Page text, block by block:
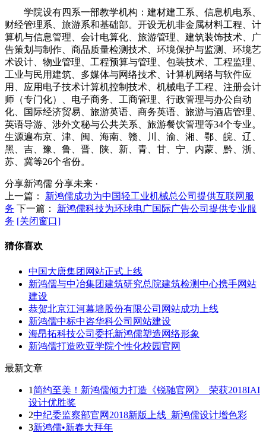
学院设有四系一部教学机构：建材建工系、信息机电系、
财经管理系、旅游系和基础部。开设无机非金属材料工程、计
算机与信息管理、会计电算化、旅游管理、建筑装饰技术、广
告策划与制作、商品质量检测技术、环境保护与监测、环境艺
术设计、物业管理、工程预算与管理、包装技术、工程监理、
工业与民用建筑、多媒体与网络技术、计算机网络与软件应
用、应用电子技术计算机控制技术、机械电子工程、注册会计
师（专门化）、电子商务、工商管理、行政管理与办公自动
化、国际经济贸易、旅游英语、商务英语、旅游与酒店管理、
英语导游、涉外文秘与公共关系、旅游餐饮管理等34个专业。
生源遍布京、津、闽、海南、赣、川、渝、湘、鄂、皖、辽、
黑、吉、豫、鲁、晋、陕、新、青、甘、宁、内蒙、黔、浙、
苏、冀等26个省份。
分享新鸿儒 分享未来 ·
上一篇： 新鸿儒成功为中国轻工业机械总公司提供互联网服
务 下一篇： 新鸿儒科技为环球电广国际广告公司提供专业服
务 [关闭窗口]
猜你喜欢
中国大唐集团网站正式上线
新鸿儒与中冶集团建筑研究总院建筑检测中心携手网站
建设
恭贺北京江河幕墙股份有限公司网站成功上线
新鸿儒中标中咨华科公司网站建设
海昂拓科技公司委托新鸿儒塑造网络形象
新鸿儒打造欧亚学院个性化校园官网
最新文章
1简约至美！新鸿儒倾力打造《锐驰官网》 荣获2018IAI
设计优胜奖
2中纪委监察部官网2018新版上线 新鸿儒设计增色彩
3新鸿儒•新春大拜年